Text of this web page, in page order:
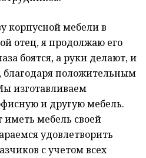
корпусной мебели в
отец, я продолжаю его
боятся, а руки делают, и
благодаря положительным
изготавливаем
и другую мебель.
мебель своей
удовлетворить
с учетом всех